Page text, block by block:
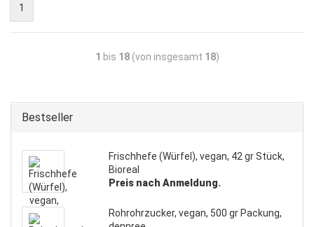
1
1 bis 18(von insgesamt 18)
Bestseller
Frischhefe (Würfel), vegan, 42 gr Stück,
Bioreal
Preis nach Anmeldung.
Rohrohrzucker, vegan, 500 gr Packung,